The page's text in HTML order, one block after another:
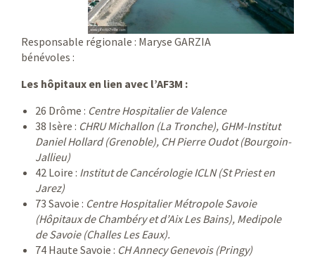
Responsable régionale : Maryse GARZIA
bénévoles :
Les hôpitaux en lien avec l’AF3M :
26 Drôme : Centre Hospitalier de Valence
38 Isère : CHRU Michallon (La Tronche), GHM-Institut
Daniel Hollard (Grenoble), CH Pierre Oudot (Bourgoin-
Jallieu)
42 Loire : Institut de Cancérologie ICLN (St Priest en
Jarez)
73 Savoie : Centre Hospitalier Métropole Savoie
(Hôpitaux de Chambéry et d’Aix Les Bains), Medipole
de Savoie (Challes Les Eaux).
74 Haute Savoie : CH Annecy Genevois (Pringy)